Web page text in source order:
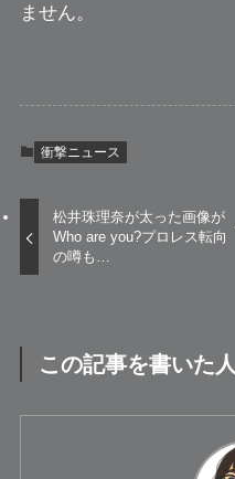
ません。
衝撃ニュース
松井珠理奈が太った画像が
Who are you?プロレス転向
の噂も…
この記事を書いた人